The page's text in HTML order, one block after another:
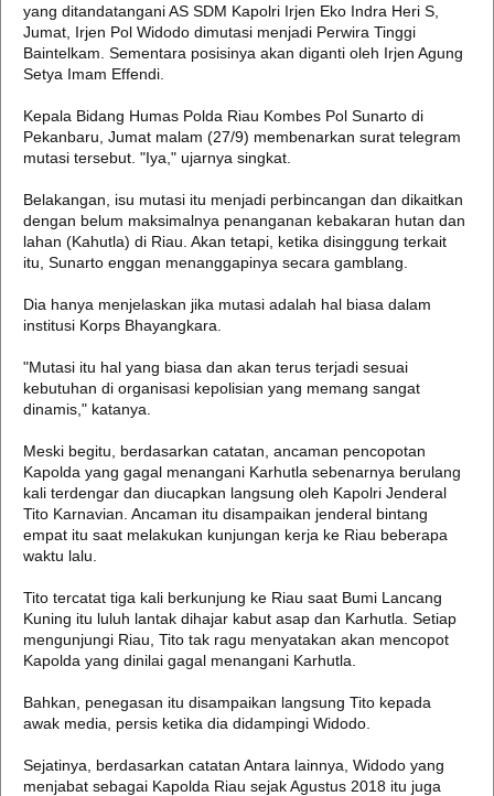
yang ditandatangani AS SDM Kapolri Irjen Eko Indra Heri S,
Jumat, Irjen Pol Widodo dimutasi menjadi Perwira Tinggi
Baintelkam. Sementara posisinya akan diganti oleh Irjen Agung
Setya Imam Effendi.
Kepala Bidang Humas Polda Riau Kombes Pol Sunarto di
Pekanbaru, Jumat malam (27/9) membenarkan surat telegram
mutasi tersebut. "Iya," ujarnya singkat.
Belakangan, isu mutasi itu menjadi perbincangan dan dikaitkan
dengan belum maksimalnya penanganan kebakaran hutan dan
lahan (Kahutla) di Riau. Akan tetapi, ketika disinggung terkait
itu, Sunarto enggan menanggapinya secara gamblang.
Dia hanya menjelaskan jika mutasi adalah hal biasa dalam
institusi Korps Bhayangkara.
"Mutasi itu hal yang biasa dan akan terus terjadi sesuai
kebutuhan di organisasi kepolisian yang memang sangat
dinamis," katanya.
Meski begitu, berdasarkan catatan, ancaman pencopotan
Kapolda yang gagal menangani Karhutla sebenarnya berulang
kali terdengar dan diucapkan langsung oleh Kapolri Jenderal
Tito Karnavian. Ancaman itu disampaikan jenderal bintang
empat itu saat melakukan kunjungan kerja ke Riau beberapa
waktu lalu.
Tito tercatat tiga kali berkunjung ke Riau saat Bumi Lancang
Kuning itu luluh lantak dihajar kabut asap dan Karhutla. Setiap
mengunjungi Riau, Tito tak ragu menyatakan akan mencopot
Kapolda yang dinilai gagal menangani Karhutla.
Bahkan, penegasan itu disampaikan langsung Tito kepada
awak media, persis ketika dia didampingi Widodo.
Sejatinya, berdasarkan catatan Antara lainnya, Widodo yang
menjabat sebagai Kapolda Riau sejak Agustus 2018 itu juga